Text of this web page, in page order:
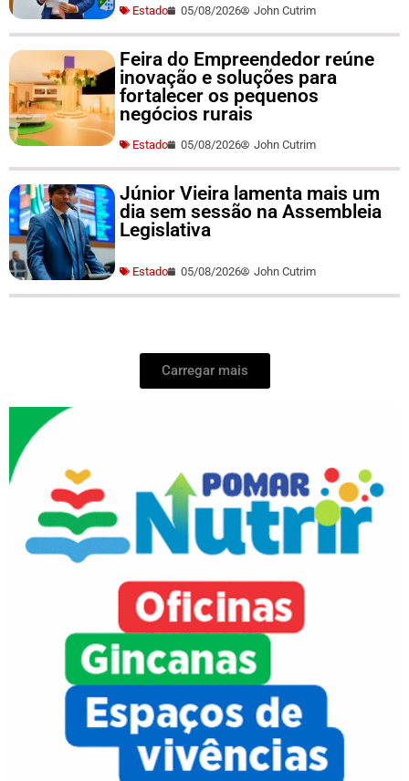
Estado 05/08/2026 John Cutrim
Feira do Empreendedor reúne
inovação e soluções para
fortalecer os pequenos
negócios rurais
Estado 05/08/2026 John Cutrim
Júnior Vieira lamenta mais um
dia sem sessão na Assembleia
Legislativa
Estado 05/08/2026 John Cutrim
Carregar mais